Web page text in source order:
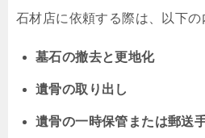
石材店に依頼する際は、以下の
墓石の撤去と更地化
遺骨の取り出し
遺骨の一時保管または郵送